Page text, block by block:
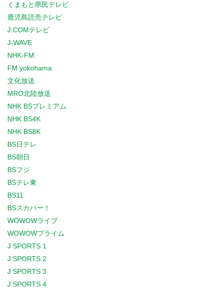
くまもと県民テレビ
鹿児島読売テレビ
J:COMテレビ
J-WAVE
NHK-FM
FM yokohama
文化放送
MRO北陸放送
NHK BSプレミアム
NHK BS4K
NHK BS8K
BS日テレ
BS朝日
BSフジ
BSテレ東
BS11
BSスカパー！
WOWOWライブ
WOWOWプライム
J SPORTS 1
J SPORTS 2
J SPORTS 3
J SPORTS 4